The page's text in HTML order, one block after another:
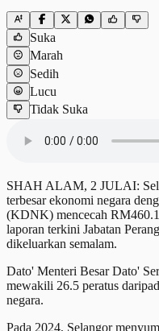
Suka
Marah
Sedih
Lucu
Tidak Suka
SHAH ALAM, 2 JULAI:
terbesar ekonomi negara
(KDNK) mencecah
laporan terkini Jabatan
dikeluarkan semalam.
Dato' Menteri Besar Dato'
mewakili 26.5 peratus
negara.
Pada 2024, Selangor